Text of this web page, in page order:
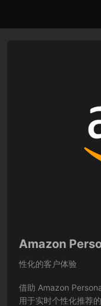
Amazon
性化的客户体验
借助 Amazon
用于实时个性化推荐